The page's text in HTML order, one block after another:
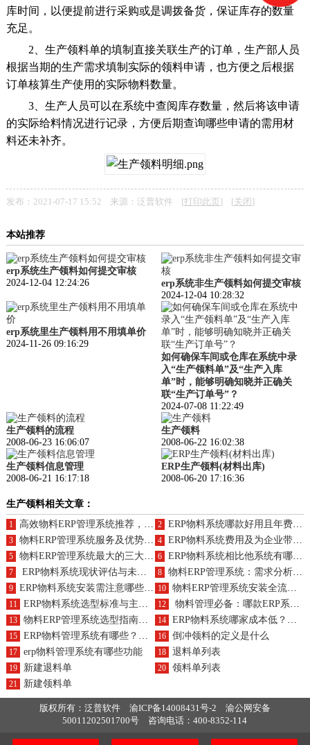
库时间，以便提前进行采购或是调拨备货，保证库存的数量
充足。
2、生产领料单的填制直接关联生产的订单，生产部人员
根据当期的生产需求填制实际的领料申请，也方便之后根据
订单核算生产使用的实际物料数量。
3、生产人员可以在系统中查阅库存数量，然后将该申请
的实际给料情况进行记录，方便后期查询哪些申请的需用材
料还未补齐。
发布：2021-07-17 15:52 来源：泛普软件 [打印此页] [关闭 ]
本站推荐
erp系统生产领料如何提交审核
2024-12-04 12:24:26
erp系统非生产领料如何提交审核
2024-12-04 10:28:32
erp系统里生产领料用不用填单价
2024-11-26 09:16:29
如何确保车间或仓库在系统中录
入“生产领料单”及“生产入库
单”时，能够明确知晓并正确关
联“生产订单号”？
2024-07-08 11:22:49
生产领料的流程
2008-06-23 16:06:07
生产领料
2008-06-22 16:02:38
生产领料信息管理
2008-06-21 16:17:18
ERP生产领料(材料出库)
2008-06-20 17:16:36
生产领料相关文章：
1 高效物料ERP管理系统推荐，能带来什么改变？价格多少？ 2 ERP物料系统哪款好用且年费是多少？
3 物料ERP管理系统服务及优势概览？ 4 ERP物料系统费用及为企业带来的好处是什么？
5 物料ERP管理系统最大的三大优势及功能特点是什么？ 6 ERP物料系统相比他系统有哪些优势？特征是什么？
7 ERP物料系统现状评估与未来实施方向探索 8 物料ERP管理系统：需求分析与优化经营策略制定
9 ERP物料系统安装需注意哪些方面？实施规划如何做？ 10 物料ERP管理系统安装全流程与实施规划策略
11 ERP物料系统选型标准与主要功能模块介绍？ 12 物料管理必备：哪款ERP系统最好用？求购指南
13 物料ERP管理系统选型指南：基础功能模块详解 14 ERP物料系统哪家成本低？购买渠道？
15 ERP物料管理系统有哪些？主要作用体现在哪里？ 16 倒冲领料的定义是什么
17 erp物料管理系统有哪些功能 18 退料单列表
19 新建退料单 20 领料单列表
21 新建领料单
版权所有：泛普软件 渝ICP备14008431号-2
渝公网安备
50011202501700号
咨询电话：400-8352-114